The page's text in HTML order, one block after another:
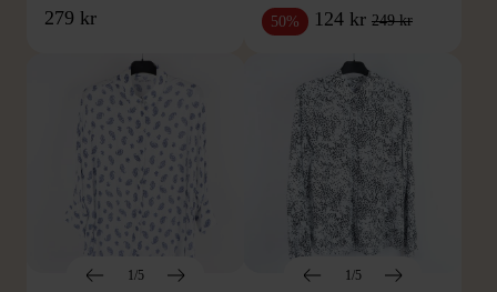
279 kr 50% 124 kr 249 kr
1/5
1/5